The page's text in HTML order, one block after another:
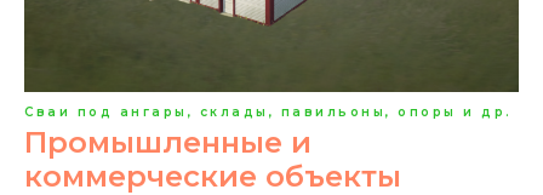
Сваи под ангары, склады, павильоны, опоры и др.
Промышленные и
коммерческие объекты